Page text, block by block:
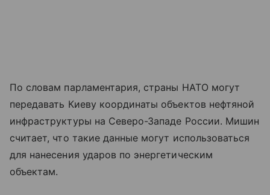
По словам парламентария, страны НАТО могут
передавать Киеву координаты объектов нефтяной
инфраструктуры на Северо-Западе России. Мишин
считает, что такие данные могут использоваться
для нанесения ударов по энергетическим
объектам.